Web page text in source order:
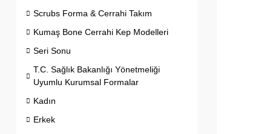
Scrubs Forma & Cerrahi Takım
Kumaş Bone Cerrahi Kep Modelleri
Seri Sonu
T.C. Sağlık Bakanlığı Yönetmeliği
Uyumlu Kurumsal Formalar
Kadın
Erkek